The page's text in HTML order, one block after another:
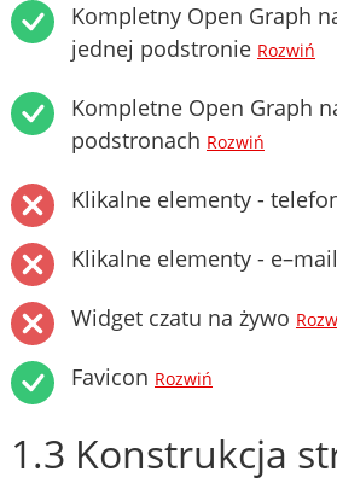
Kompletny Open Graph
jednej podstronie Rozwiń
Kompletne Open Graph
podstronach Rozwiń
Klikalne elementy -
Klikalne elementy - e–mail
Widget czatu na żywo
Favicon Rozwiń
1.3 Konstrukcja